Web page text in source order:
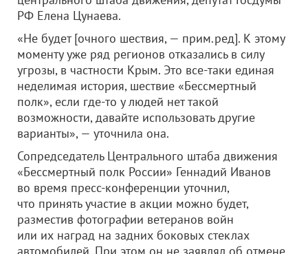
РФ Елена Цунаева.
«Не будет [очного шествия, — прим.ред]. К этому
моменту уже ряд регионов отказались в силу
угрозы, в частности Крым. Это все-таки единая
неделимая история, шествие «Бессмертный
полк», если где-то у людей нет такой
возможности, давайте использовать другие
варианты», — уточнила она.
Сопредседатель Центрального штаба движения
«Бессмертный полк России» Геннадий Иванов
во время пресс-конференции уточнил,
что принять участие в акции можно будет,
разместив фотографии ветеранов войн
или их наград на задних боковых стеклах